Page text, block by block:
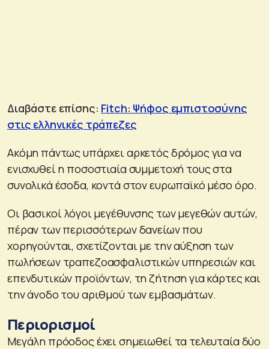
Διαβάστε επίσης: Fitch: Ψήφος εμπιστοσύνης
στις ελληνικές τράπεζες
Ακόμη πάντως υπάρχει αρκετός δρόμος για να
ενισχυθεί η ποσοστιαία συμμετοχή τους στα
συνολικά έσοδα, κοντά στον ευρωπαϊκό μέσο όρο.
Οι βασικοί λόγοι μεγέθυνσης των μεγεθών αυτών,
πέραν των περισσότερων δανείων που
χορηγούνται, σχετίζονται με την αύξηση των
πωλήσεων τραπεζοασφαλιστικών υπηρεσιών και
επενδυτικών προϊόντων, τη ζήτηση για κάρτες και
την άνοδο του αριθμού των εμβασμάτων.
Περιορισμοί
Μεγάλη πρόοδος έχει σημειωθεί τα τελευταία δύο